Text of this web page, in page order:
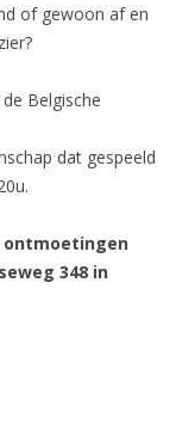
of gewoon af en
Belgische
dat gespeeld
ontmoetingen
348 in